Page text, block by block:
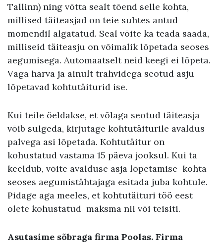
Tallinn) ning võtta sealt tõend selle kohta,
millised täiteasjad on teie suhtes antud
momendil algatatud. Seal võite ka teada saada,
milliseid täiteasju on võimalik lõpetada seoses
aegumisega. Automaatselt neid keegi ei lõpeta.
Vaga harva ja ainult trahvidega seotud asju
lõpetavad kohtutäiturid ise.
Kui teile öeldakse, et võlaga seotud täiteasja
võib sulgeda, kirjutage kohtutäiturile avaldus
palvega asi lõpetada. Kohtutäitur on
kohustatud vastama 15 päeva jooksul. Kui ta
keeldub, võite avalduse asja lõpetamise kohta
seoses aegumistähtajaga esitada juba kohtule.
Pidage aga meeles, et kohtutäituri töö eest
olete kohustatud maksma nii või teisiti.
Asutasime sõbraga firma Poolas. Firma